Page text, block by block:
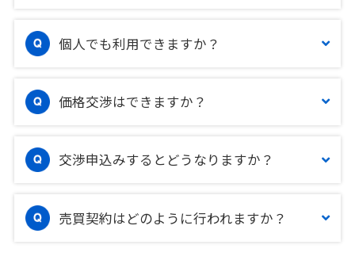
個人でも利用できますか？
価格交渉はできますか？
交渉申込みするとどうなりますか？
売買契約はどのように行われますか？